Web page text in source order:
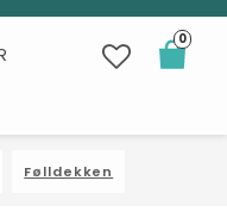
0
Følldekken